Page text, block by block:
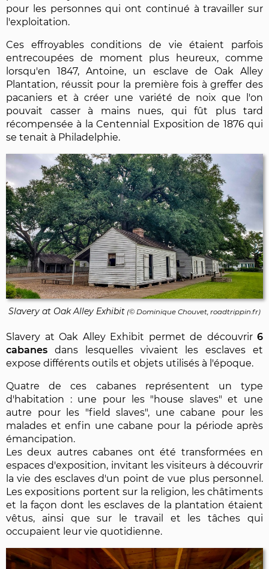
pour les personnes qui ont continué à travailler sur
l'exploitation.
Ces effroyables conditions de vie étaient parfois
entrecoupées de moment plus heureux, comme
lorsqu'en 1847, Antoine, un esclave de Oak Alley
Plantation, réussit pour la première fois à greffer des
pacaniers et à créer une variété de noix que l'on
pouvait casser à mains nues, qui fût plus tard
récompensée à la Centennial Exposition de 1876 qui
se tenait à Philadelphie.
Slavery at Oak Alley Exhibit (© Dominique Chouvet, roadtrippin.fr)
Slavery at Oak Alley Exhibit permet de découvrir 6
cabanes dans lesquelles vivaient les esclaves et
expose différents outils et objets utilisés à l'époque.
Quatre de ces cabanes représentent un type
d'habitation : une pour les "house slaves" et une
autre pour les "field slaves", une cabane pour les
malades et enfin une cabane pour la période après
émancipation.
Les deux autres cabanes ont été transformées en
espaces d'exposition, invitant les visiteurs à découvrir
la vie des esclaves d'un point de vue plus personnel.
Les expositions portent sur la religion, les châtiments
et la façon dont les esclaves de la plantation étaient
vêtus, ainsi que sur le travail et les tâches qui
occupaient leur vie quotidienne.